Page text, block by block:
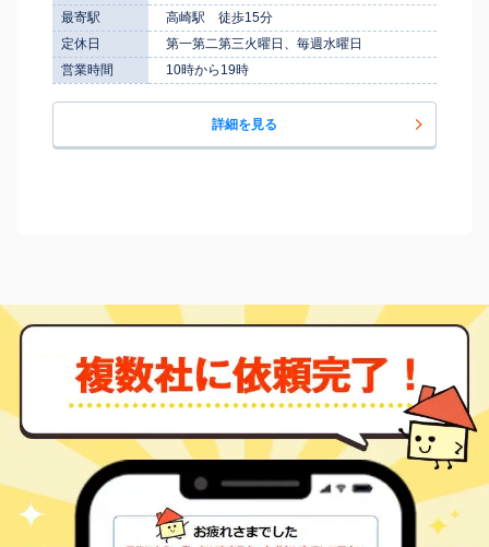
最寄駅
高崎駅 徒歩15分
定休日
第一第二第三火曜日、毎週水曜日
営業時間
10時から19時
詳細を見る